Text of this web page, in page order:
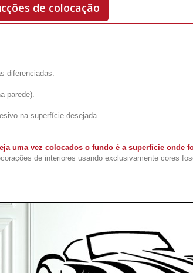
de colocação
diferenciadas:
parede).
na superfície desejada.
uma vez colocados o fundo é a superfície onde
de interiores usando exclusivamente cores